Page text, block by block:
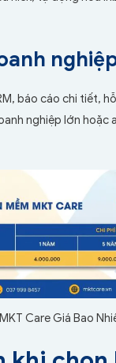
báo cáo chi tiết,
nghiệp lớn hoặc
MKT Care Giá Bao